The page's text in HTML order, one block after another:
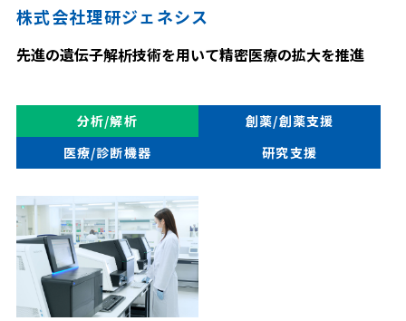
株式会社理研ジェネシス
先進の遺伝子解析技術を用いて精密医療の拡大を推進
分析/解析
創薬/創薬支援
医療/診断機器
研究支援